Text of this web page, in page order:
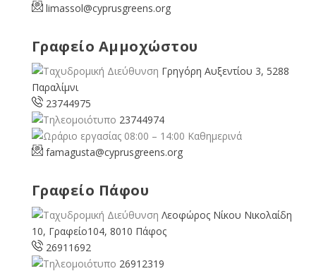
limassol@cyprusgreens.org
Γραφείο Αμμοχώστου
Γρηγόρη Αυξεντίου 3, 5288
Παραλίμνι
23744975
23744974
08:00 – 14:00 Καθημερινά
famagusta@cyprusgreens.org
Γραφείο Πάφου
Λεοφώρος Νίκου Νικολαίδη
10, Γραφείο104, 8010 Πάφος
26911692
26912319